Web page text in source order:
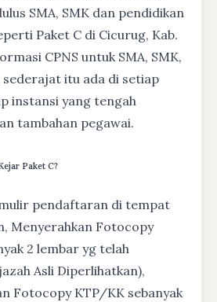
SMA, SMK dan pendidikan
Paket C di Cicurug, Kab.
CPNS untuk SMA, SMK,
sederajat itu ada di setiap
instansi yang tengah
tambahan pegawai.
Paket C?
pendaftaran di tempat
Menyerahkan Fotocopy
2 lembar yg telah
Asli Diperlihatkan),
Fotocopy KTP/KK sebanyak